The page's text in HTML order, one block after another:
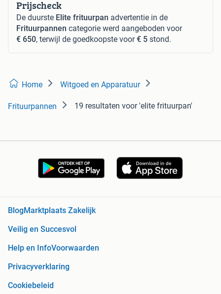
Prijscheck
De duurste Elite frituurpan advertentie in de
Frituurpannen categorie werd aangeboden voor
€ 650, terwijl de goedkoopste voor€ 5 stond.
Home Witgoed en Apparatuur
Frituurpannen 19 resultaten voor 'elite frituurpan'
BlogMarktplaats Zakelijk
Veilig en Succesvol
Help en InfoVoorwaarden
Privacyverklaring
Cookiebeleid